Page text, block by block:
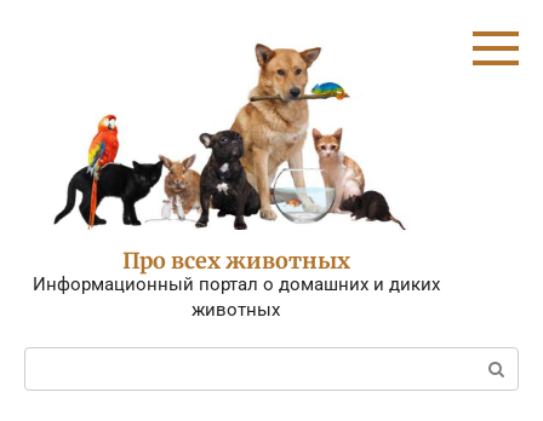
Про всех животных
Информационный портал о домашних и диких
животных
Поиск: